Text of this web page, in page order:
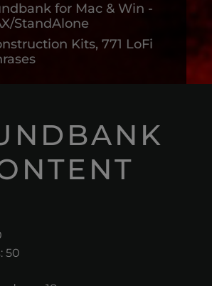
for Mac & Win -
StandAlone
Kits, 771 LoFi
50